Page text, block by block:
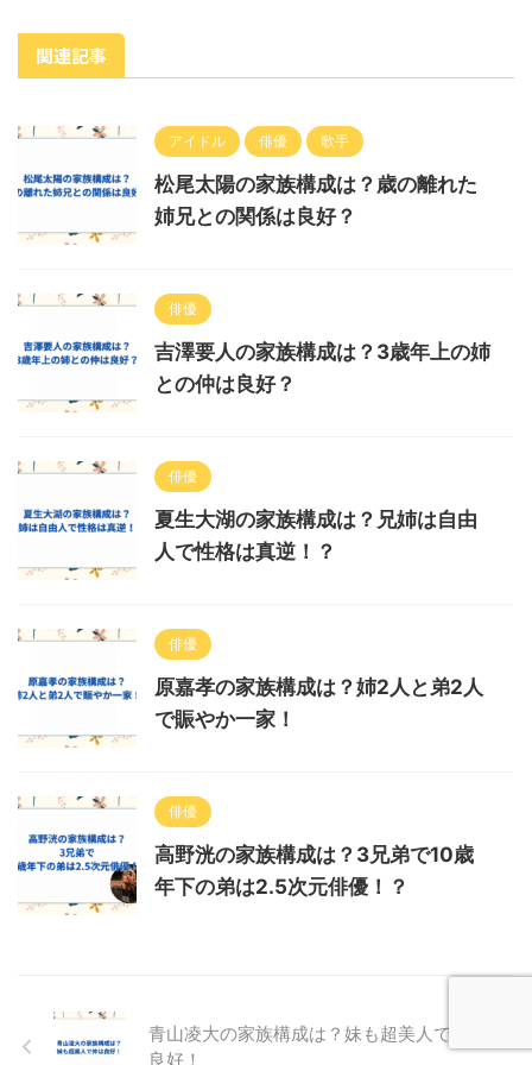
関連記事
アイドル 俳優 歌手
松尾太陽の家族構成は？歳の離れた
姉兄との関係は良好？
俳優
吉澤要人の家族構成は？3歳年上の姉
との仲は良好？
俳優
夏生大湖の家族構成は？兄姉は自由
人で性格は真逆！？
俳優
原嘉孝の家族構成は？姉2人と弟2人
で賑やか一家！
俳優
高野洸の家族構成は？3兄弟で10歳
年下の弟は2.5次元俳優！？
青山凌大の家族構成は？妹も超美人で仲は
良好！